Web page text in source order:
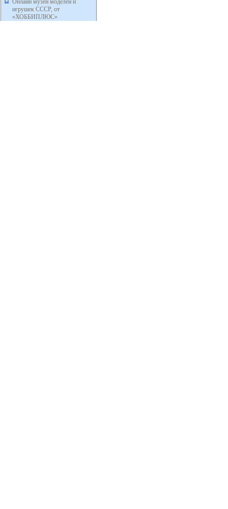
Онлайн музей моделей и
игрушек СССР, от
«ХОББИПЛЮС»